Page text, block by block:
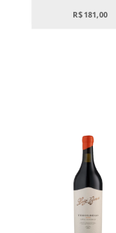
R$ 181,00